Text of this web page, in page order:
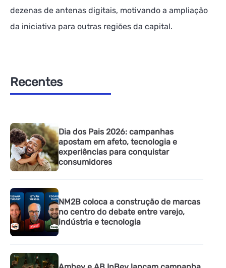
dezenas de antenas digitais, motivando a ampliação
da iniciativa para outras regiões da capital.
Recentes
Dia dos Pais 2026: campanhas
apostam em afeto, tecnologia e
experiências para conquistar
consumidores
NM2B coloca a construção de marcas
no centro do debate entre varejo,
indústria e tecnologia